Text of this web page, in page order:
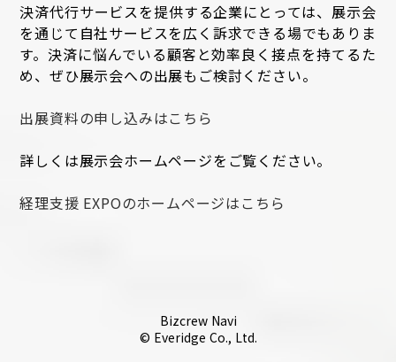
決済代行サービスを提供する企業にとっては、展示会
を通じて自社サービスを広く訴求できる場でもありま
す。決済に悩んでいる顧客と効率良く接点を持てるた
め、ぜひ展示会への出展もご検討ください。
出展資料の申し込みはこちら
詳しくは展示会ホームページをご覧ください。
経理支援 EXPOのホームページはこちら
Bizcrew Navi
© Everidge Co., Ltd.